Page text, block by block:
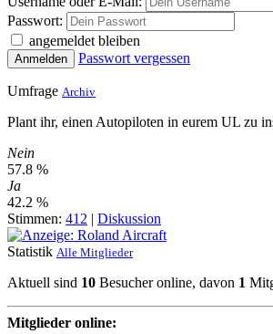
Passwort:
angemeldet bleiben
Anmelden Passwort vergessen
Umfrage Archiv
Plant ihr, einen Autopiloten in eurem UL zu
Nein
57.8 %
Ja
42.2 %
Stimmen: 412 | Diskussion
Statistik Alle Mitglieder
Aktuell sind 10 Besucher online, davon 1
Mitglieder online: